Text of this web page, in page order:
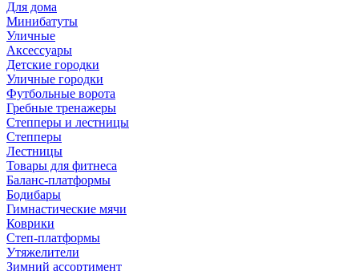
Для дома
Минибатуты
Уличные
Аксессуары
Детские городки
Уличные городки
Футбольные ворота
Гребные тренажеры
Степперы и лестницы
Степперы
Лестницы
Товары для фитнеса
Баланс-платформы
Бодибары
Гимнастические мячи
Коврики
Степ-платформы
Утяжелители
Зимний ассортимент